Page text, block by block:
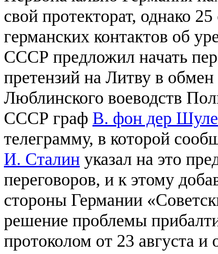
свой протекторат, однако
германских контактов об
СССР предложил начать
претензий на Литву в
Люблинского воеводств
СССР граф В. фон дер
телеграмму, в которой
И. Сталин указал на это
переговоров, и к этому
стороны Германии
решение проблемы
протоколом от 23 августа